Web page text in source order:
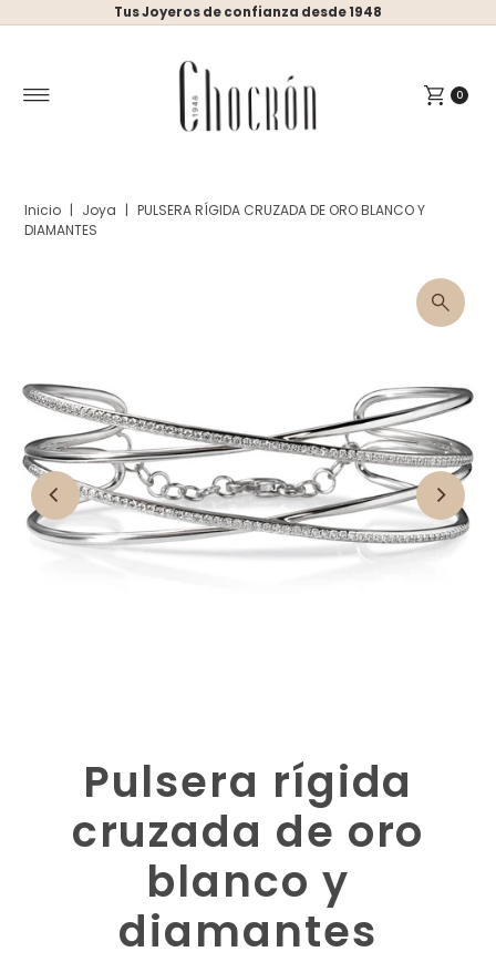
Ir directamente al contenido
Tus Joyeros de confianza desde 1948
0
Inicio | Joya | PULSERA RÍGIDA CRUZADA DE ORO BLANCO Y
DIAMANTES
Pulsera rígida
cruzada de oro
blanco y
diamantes